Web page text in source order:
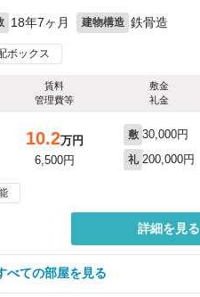
18年7ヶ月 建物構造 鉄骨造
ボックス
賃料
管理費等
敷金
礼金
10.2万円
6,500円
敷 30,000円
礼 200,000円
詳細を見る
べての部屋を見る